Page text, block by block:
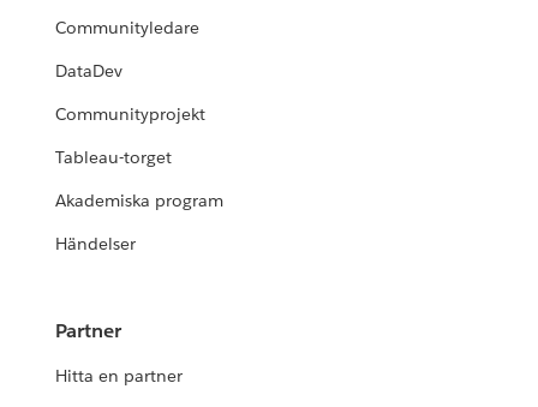
Communityledare
DataDev
Communityprojekt
Tableau-torget
Akademiska program
Händelser
Partner
Hitta en partner